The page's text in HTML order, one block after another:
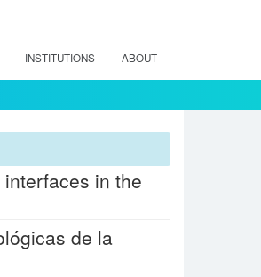
INSTITUTIONS ABOUT
in the
de la